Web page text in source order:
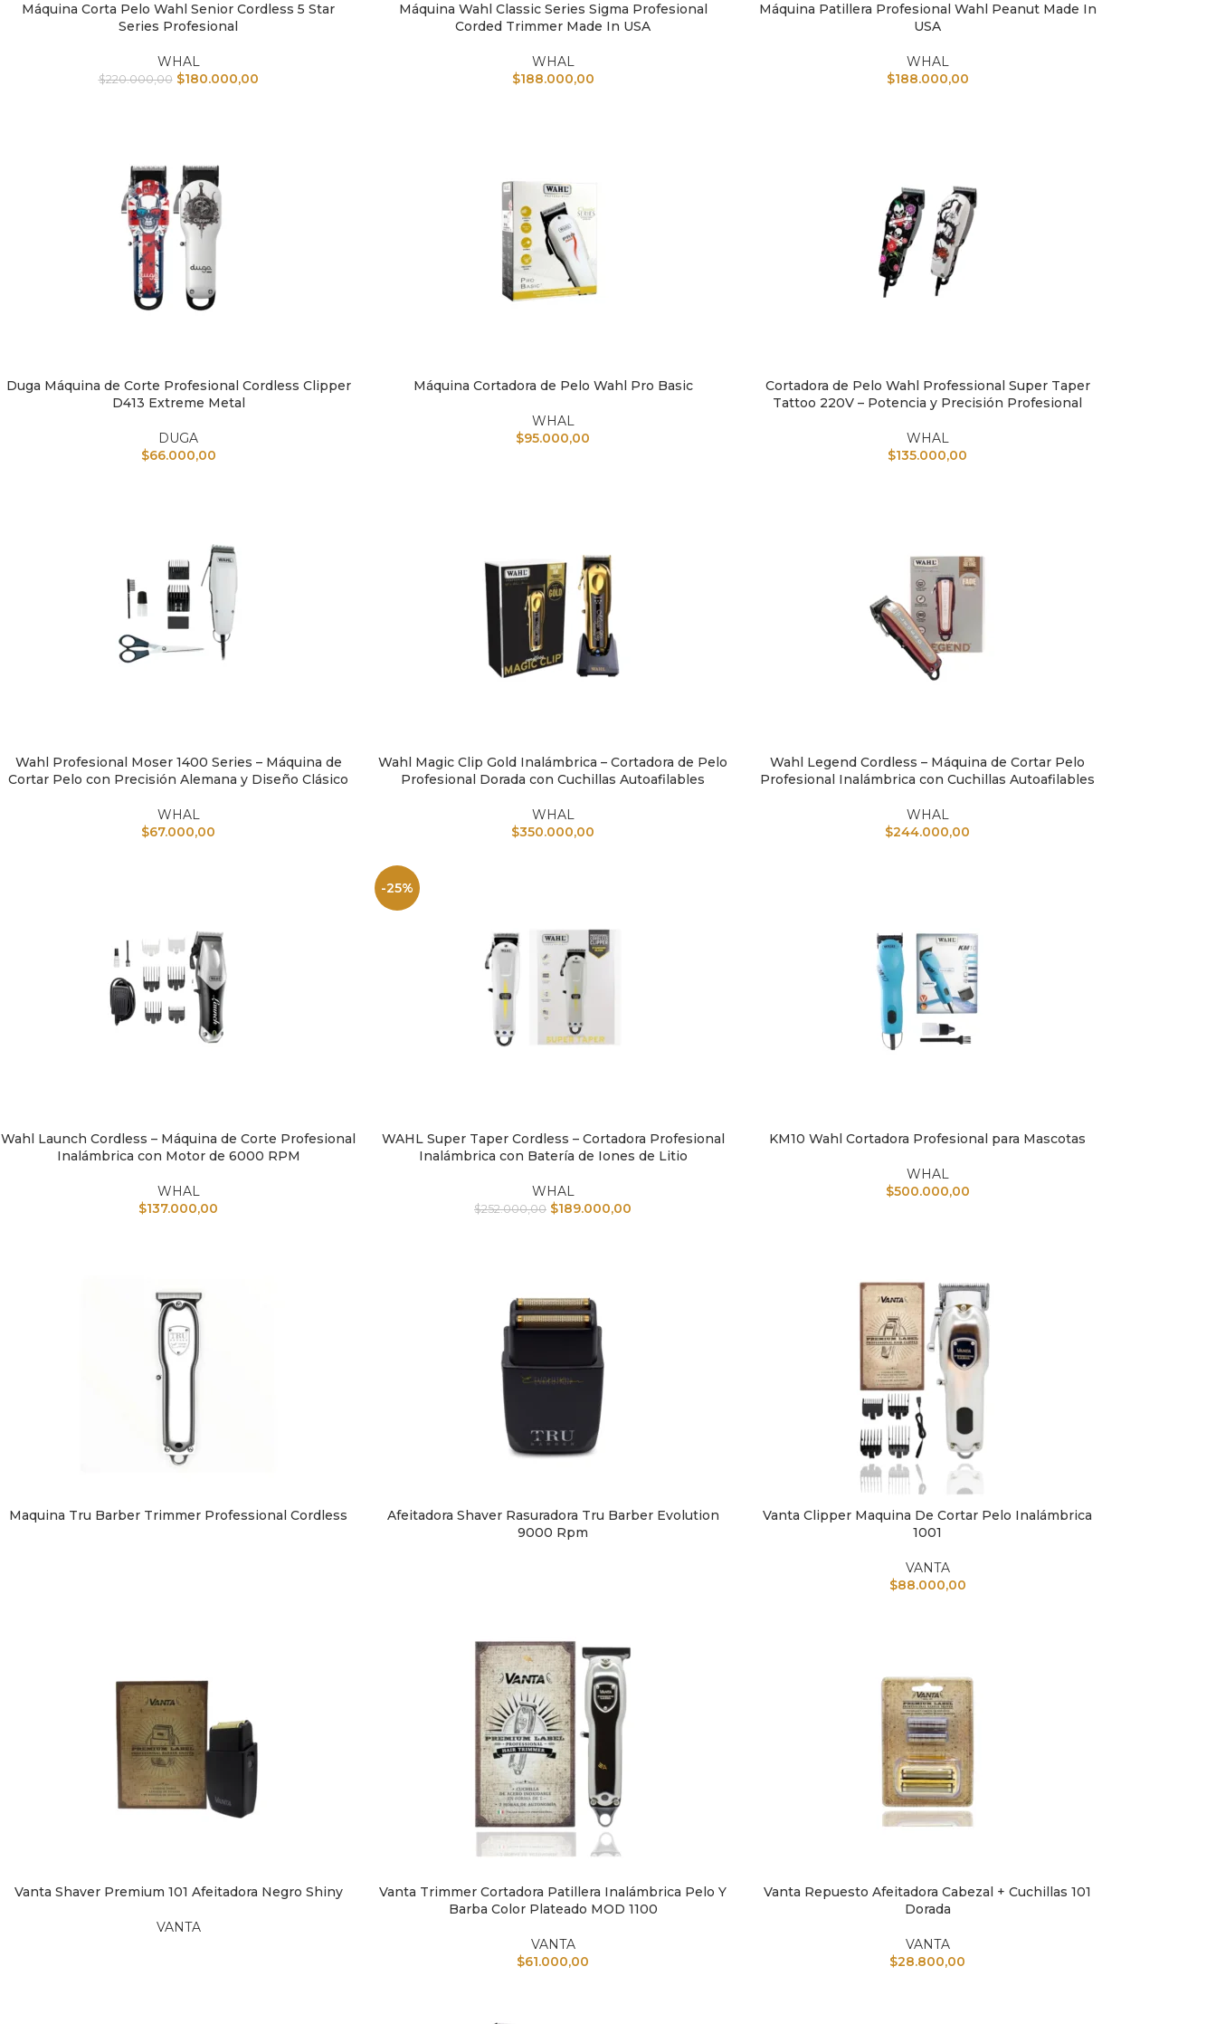
AÑADIR AL CARRITO
Máquina Corta Pelo Wahl Senior Cordless 5 Star
Series Profesional
WHAL
$220.000,00 $180.000,00
AÑADIR AL CARRITO
Máquina Wahl Classic Series Sigma Profesional
Corded Trimmer Made In USA
WHAL
$188.000,00
AÑADIR AL CARRITO
Máquina Patillera Profesional Wahl Peanut Made In
USA
WHAL
$188.000,00
AÑADIR AL CARRITO
Duga Máquina de Corte Profesional Cordless Clipper
D413 Extreme Metal
DUGA
$66.000,00
AÑADIR AL CARRITO
Máquina Cortadora de Pelo Wahl Pro Basic
WHAL
$95.000,00
AÑADIR AL CARRITO
Cortadora de Pelo Wahl Professional Super Taper
Tattoo 220V – Potencia y Precisión Profesional
WHAL
$135.000,00
AÑADIR AL CARRITO
Wahl Profesional Moser 1400 Series – Máquina de
Cortar Pelo con Precisión Alemana y Diseño Clásico
WHAL
$67.000,00
AÑADIR AL CARRITO
Wahl Magic Clip Gold Inalámbrica – Cortadora de Pelo
Profesional Dorada con Cuchillas Autoafilables
WHAL
$350.000,00
AÑADIR AL CARRITO
Wahl Legend Cordless – Máquina de Cortar Pelo
Profesional Inalámbrica con Cuchillas Autoafilables
WHAL
$244.000,00
AÑADIR AL CARRITO
Wahl Launch Cordless – Máquina de Corte Profesional
Inalámbrica con Motor de 6000 RPM
WHAL
$137.000,00
-25%
AÑADIR AL CARRITO
WAHL Super Taper Cordless – Cortadora Profesional
Inalámbrica con Batería de Iones de Litio
WHAL
$252.000,00 $189.000,00
AÑADIR AL CARRITO
KM10 Wahl Cortadora Profesional para Mascotas
WHAL
$500.000,00
LEER MÁS
Maquina Tru Barber Trimmer Professional Cordless LEER MÁS
Afeitadora Shaver Rasuradora Tru Barber Evolution
9000 Rpm
AÑADIR AL CARRITO
Vanta Clipper Maquina De Cortar Pelo Inalámbrica
1001
VANTA
$88.000,00
LEER MÁS
Vanta Shaver Premium 101 Afeitadora Negro Shiny
VANTA
AÑADIR AL CARRITO
Vanta Trimmer Cortadora Patillera Inalámbrica Pelo Y
Barba Color Plateado MOD 1100
VANTA
$61.000,00
AÑADIR AL CARRITO
Vanta Repuesto Afeitadora Cabezal + Cuchillas 101
Dorada
VANTA
$28.800,00